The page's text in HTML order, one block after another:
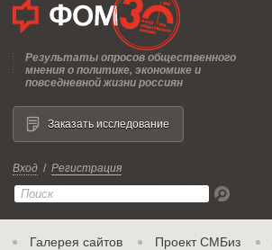
Результаты опросов общественного
мнения о политике, экономике и
повседневной жизни россиян
Вход / Регистрация
Галерея сайтов Проект СМБиз
Заказать исследование